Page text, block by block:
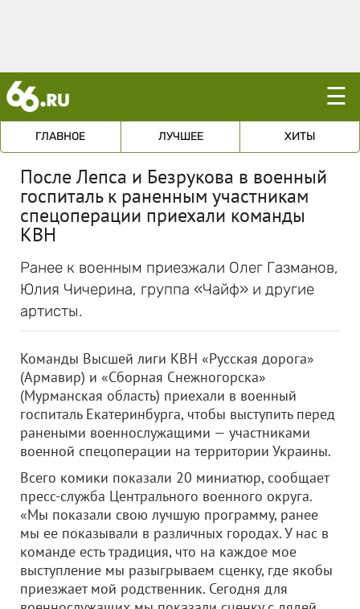
☰
ГЛАВНОЕ ЛУЧШЕЕ ХИТЫ
После Лепса и Безрукова в военный
госпиталь к раненным участникам
спецоперации приехали команды
КВН
Ранее к военным приезжали Олег Газманов,
Юлия Чичерина, группа «Чайф» и другие
артисты.
Команды Высшей лиги КВН «Русская дорога»
(Армавир) и «Сборная Снежногорска»
(Мурманская область) приехали в военный
госпиталь Екатеринбурга, чтобы выступить перед
ранеными военнослужащими — участниками
военной спецоперации на территории Украины.
Всего комики показали 20 миниатюр, сообщает
пресс-служба Центрального военного округа.
«Мы показали свою лучшую программу, ранее
мы ее показывали в различных городах. У нас в
команде есть традиция, что на каждое мое
выступление мы разыгрываем сценку, где якобы
приезжает мой родственник. Сегодня для